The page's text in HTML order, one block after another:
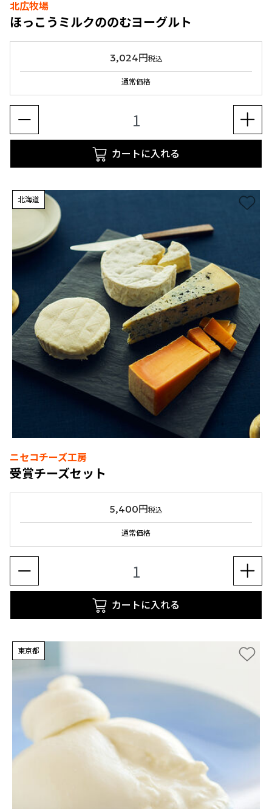
北広牧場
ほっこうミルクののむヨーグルト
3,024円税込
通常価格
カートに入れる
北海道
ニセコチーズ工房
受賞チーズセット
5,400円税込
通常価格
カートに入れる
東京都